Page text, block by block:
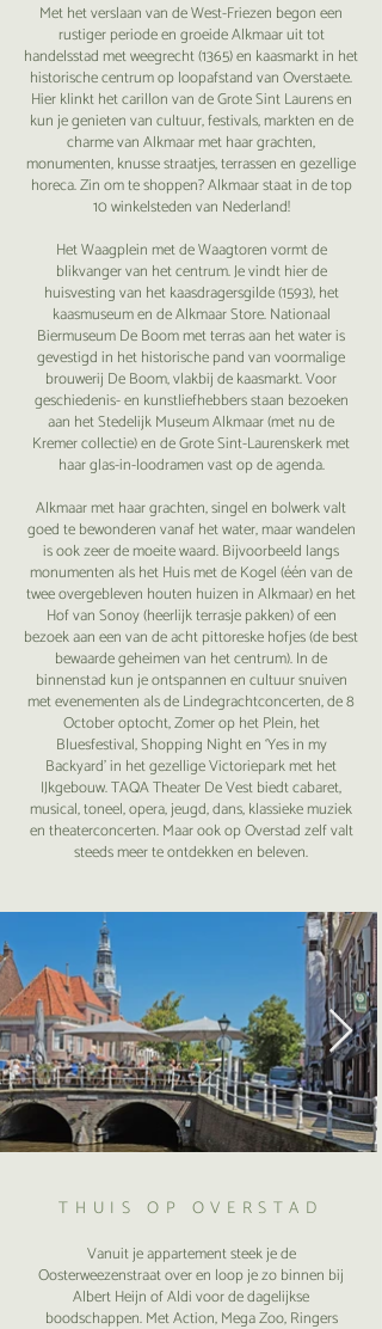
Met het verslaan van de West-Friezen begon een
rustiger periode en groeide Alkmaar uit tot
handelsstad met weegrecht (1365) en kaasmarkt in het
historische centrum op loopafstand van Overstaete.
Hier klinkt het carillon van de Grote Sint Laurens en
kun je genieten van cultuur, festivals, markten en de
charme van Alkmaar met haar grachten,
monumenten, knusse straatjes, terrassen en gezellige
horeca. Zin om te shoppen? Alkmaar staat in de top
10 winkelsteden van Nederland!
Het Waagplein met de Waagtoren vormt de
blikvanger van het centrum. Je vindt hier de
huisvesting van het kaasdragersgilde (1593), het
kaasmuseum en de Alkmaar Store. Nationaal
Biermuseum De Boom met terras aan het water is
gevestigd in het historische pand van voormalige
brouwerij De Boom, vlakbij de kaasmarkt. Voor
geschiedenis- en kunstliefhebbers staan bezoeken
aan het Stedelijk Museum Alkmaar (met nu de
Kremer collectie) en de Grote Sint-Laurenskerk met
haar glas-in-loodramen vast op de agenda.
Alkmaar met haar grachten, singel en bolwerk valt
goed te bewonderen vanaf het water, maar wandelen
is ook zeer de moeite waard. Bijvoorbeeld langs
monumenten als het Huis met de Kogel (één van de
twee overgebleven houten huizen in Alkmaar) en het
Hof van Sonoy (heerlijk terrasje pakken) of een
bezoek aan een van de acht pittoreske hofjes (de best
bewaarde geheimen van het centrum). In de
binnenstad kun je ontspannen en cultuur snuiven
met evenementen als de Lindegrachtconcerten, de 8
October optocht, Zomer op het Plein, het
Bluesfestival, Shopping Night en ‘Yes in my
Backyard’ in het gezellige Victoriepark met het
IJkgebouw. TAQA Theater De Vest biedt cabaret,
musical, toneel, opera, jeugd, dans, klassieke muziek
en theaterconcerten. Maar ook op Overstad zelf valt
steeds meer te ontdekken en beleven.
THUIS OP OVERSTAD
Vanuit je appartement steek je de
Oosterweezenstraat over en loop je zo binnen bij
Albert Heijn of Aldi voor de dagelijkse
boodschappen. Met Action, Mega Zoo, Ringers